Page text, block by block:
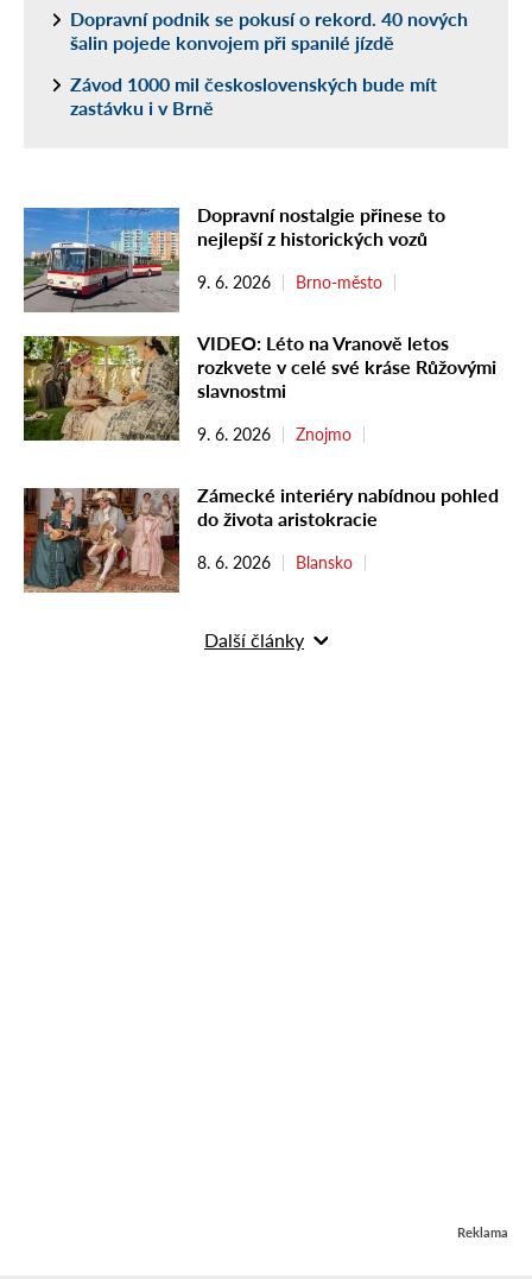
Dopravní podnik se pokusí o rekord. 40 nových
šalin pojede konvojem při spanilé jízdě
Závod 1000 mil československých bude mít
zastávku i v Brně
Dopravní nostalgie přinese to
nejlepší z historických vozů
9. 6. 2026 Brno-město
VIDEO: Léto na Vranově letos
rozkvete v celé své kráse Růžovými
slavnostmi
9. 6. 2026 Znojmo
Zámecké interiéry nabídnou pohled
do života aristokracie
8. 6. 2026 Blansko
Další články
Reklama